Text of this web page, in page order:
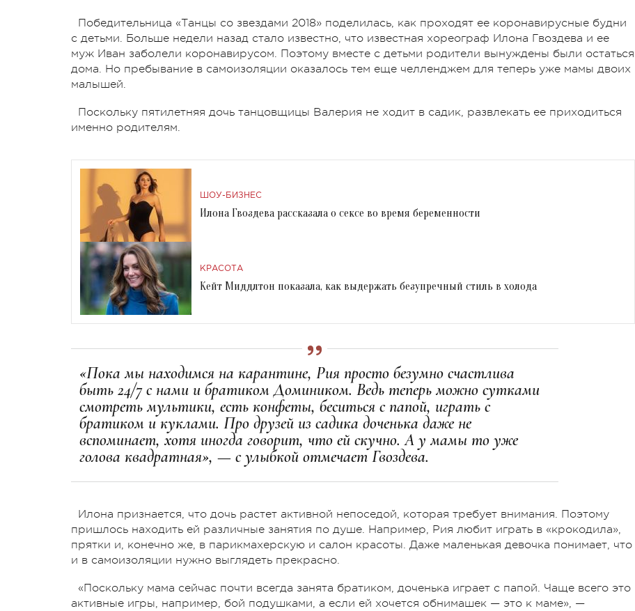
Победительница «Танцы со звездами 2018» поделилась, как проходят ее коронавирусные будни
с детьми. Больше недели назад стало известно, что известная хореограф Илона Гвоздева и ее
муж Иван заболели коронавирусом. Поэтому вместе с детьми родители вынуждены были остаться
дома. Но пребывание в самоизоляции оказалось тем еще челленджем для теперь уже мамы двоих
малышей.
Поскольку пятилетняя дочь танцовщицы Валерия не ходит в садик, развлекать ее приходиться
именно родителям.
ШОУ-БИЗНЕС
Илона Гвоздева рассказала о сексе во время беременности
КРАСОТА
Кейт Миддлтон показала, как выдержать безупречный стиль в холода
«Пока мы находимся на карантине, Рия просто безумно счастлива
быть 24/7 с нами и братиком Домиником. Ведь теперь можно сутками
смотреть мультики, есть конфеты, беситься с папой, играть с
братиком и куклами. Про друзей из садика доченька даже не
вспоминает, хотя иногда говорит, что ей скучно. А у мамы то уже
голова квадратная», — с улыбкой отмечает Гвоздева.
Илона признается, что дочь растет активной непоседой, которая требует внимания. Поэтому
пришлось находить ей различные занятия по душе. Например, Рия любит играть в «крокодила»,
прятки и, конечно же, в парикмахерскую и салон красоты. Даже маленькая девочка понимает, что
и в самоизоляции нужно выглядеть прекрасно.
«Поскольку мама сейчас почти всегда занята братиком, доченька играет с папой. Чаще всего это
активные игры, например, бой подушками, а если ей хочется обнимашек — это к маме», —